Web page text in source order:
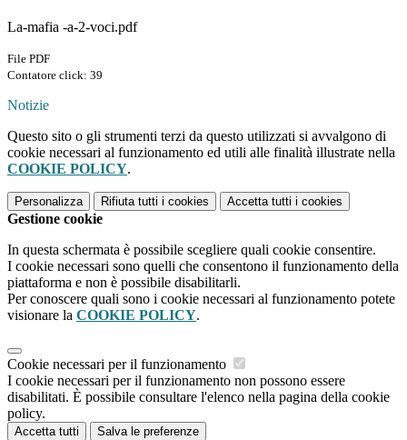
La-mafia -a-2-voci.pdf
File PDF
Contatore click: 39
Notizie
Questo sito o gli strumenti terzi da questo utilizzati si avvalgono di
cookie necessari al funzionamento ed utili alle finalità illustrate nella
COOKIE POLICY.
Personalizza Rifiuta tutti i cookies Accetta tutti i cookies
Gestione cookie
In questa schermata è possibile scegliere quali cookie consentire.
I cookie necessari sono quelli che consentono il funzionamento della
piattaforma e non è possibile disabilitarli.
Per conoscere quali sono i cookie necessari al funzionamento potete
visionare la COOKIE POLICY.
Cookie necessari per il funzionamento
I cookie necessari per il funzionamento non possono essere
disabilitati. È possibile consultare l'elenco nella pagina della cookie
policy.
Accetta tutti Salva le preferenze